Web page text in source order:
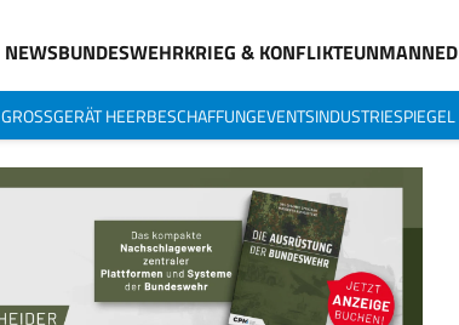
NEWSBUNDESWEHRKRIEG & KONFLIKTEUNMANNED
GROSSGERÄT HEERBESCHAFFUNGEVENTSINDUSTRIESPIEGEL